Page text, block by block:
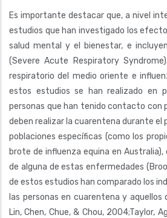
Es importante destacar que, a nivel
estudios que han investigado los
salud mental y el bienestar, e
(Severe Acute Respiratory
respiratorio del medio oriente e
estos estudios se han realizado en
personas que han tenido contacto con
deben realizar la cuarentena durante el
poblaciones específicas (como los
brote de influenza equina en
de alguna de estas enfermedades
de estos estudios han comparado los
las personas en cuarentena y aquellos
Lin, Chen, Chue, & Chou, 2004;Taylor,